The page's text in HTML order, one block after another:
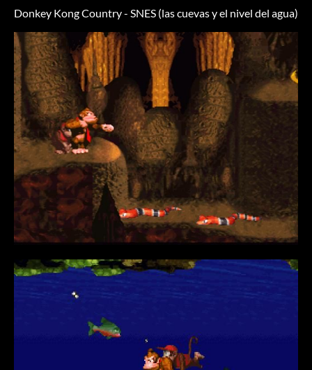
Donkey Kong Country - SNES (las cuevas y el nivel del agua)